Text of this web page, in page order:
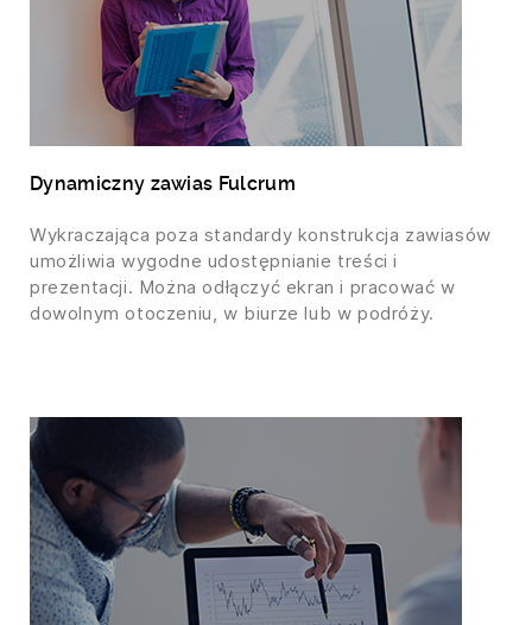
Dynamiczny zawias Fulcrum
Wykraczająca poza standardy konstrukcja zawiasów
umożliwia wygodne udostępnianie treści i
prezentacji. Można odłączyć ekran i pracować w
dowolnym otoczeniu, w biurze lub w podróży.